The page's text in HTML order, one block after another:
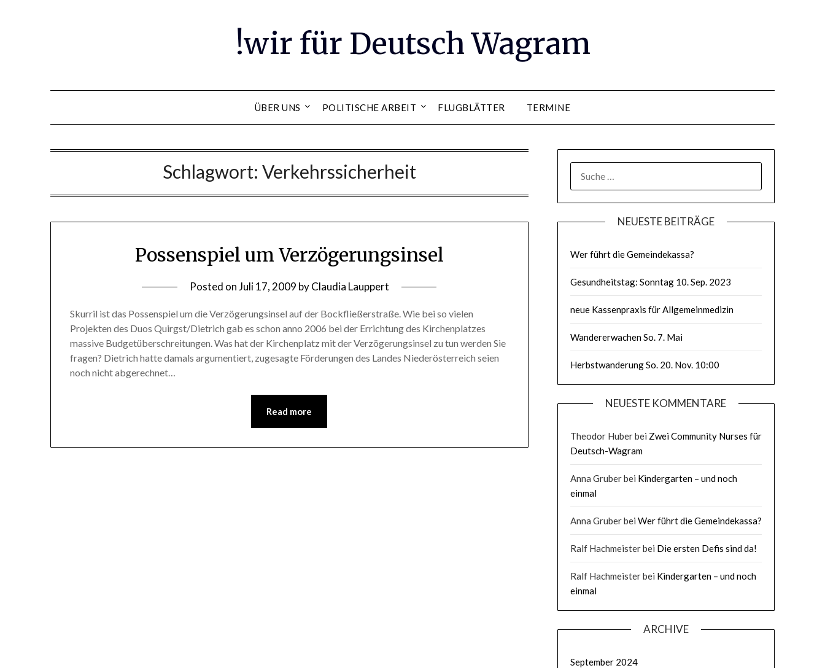
!wir für Deutsch Wagram
ÜBER UNS POLITISCHE ARBEIT FLUGBLÄTTER TERMINE
Schlagwort: Verkehrssicherheit
Possenspiel um Verzögerungsinsel
Posted onJuli 17, 2009 byClaudia Lauppert
Skurril ist das Possenspiel um die Verzögerungsinsel auf der Bockfließerstraße. Wie bei so vielen
Projekten des Duos Quirgst/Dietrich gab es schon anno 2006 bei der Errichtung des Kirchenplatzes
massive Budgetüberschreitungen. Was hat der Kirchenplatz mit der Verzögerungsinsel zu tun werden Sie
fragen? Dietrich hatte damals argumentiert, zugesagte Förderungen des Landes Niederösterreich seien
noch nicht abgerechnet…
Read more
NACH:
NEUESTE BEITRÄGE
Wer führt die Gemeindekassa?
Gesundheitstag: Sonntag 10. Sep. 2023
neue Kassenpraxis für Allgemeinmedizin
Wandererwachen So. 7. Mai
Herbstwanderung So. 20. Nov. 10:00
NEUESTE KOMMENTARE
Theodor Huberbei Zwei Community Nurses für
Deutsch-Wagram
Anna Gruberbei Kindergarten – und noch
einmal
Anna Gruberbei Wer führt die Gemeindekassa?
Ralf Hachmeisterbei Die ersten Defis sind da!
Ralf Hachmeisterbei Kindergarten – und noch
einmal
ARCHIVE
September 2024